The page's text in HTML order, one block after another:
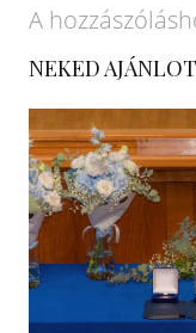
A
NEKED